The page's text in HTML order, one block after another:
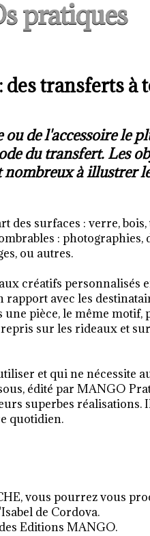
pratiques
des transferts à
de l'accessoire le
du transfert. Les
à illustrer
des surfaces : verre, bois,
: photographies,
ou autres.
créatifs personnalisés
avec les
pièce, le même motif,
sur les rideaux et
et qui ne nécessite
édité par MANGO
superbes réalisations.
quotidien.
vous pourrez vous
de Cordova.
Editions MANGO.